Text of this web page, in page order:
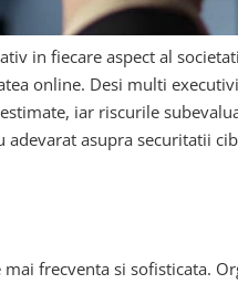
in fiecare aspect al
online. Desi multi
iar riscurile
asupra securitatii
frecventa si sofisticata.